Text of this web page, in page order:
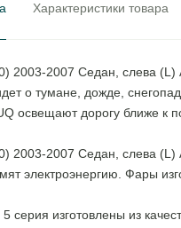
Характеристики товара
2003-2007 Седан, слева (L)
о тумане, дожде,
освещают дорогу ближе к
2003-2007 Седан, слева
электроэнергию. Фары
5 серия изготовлены из